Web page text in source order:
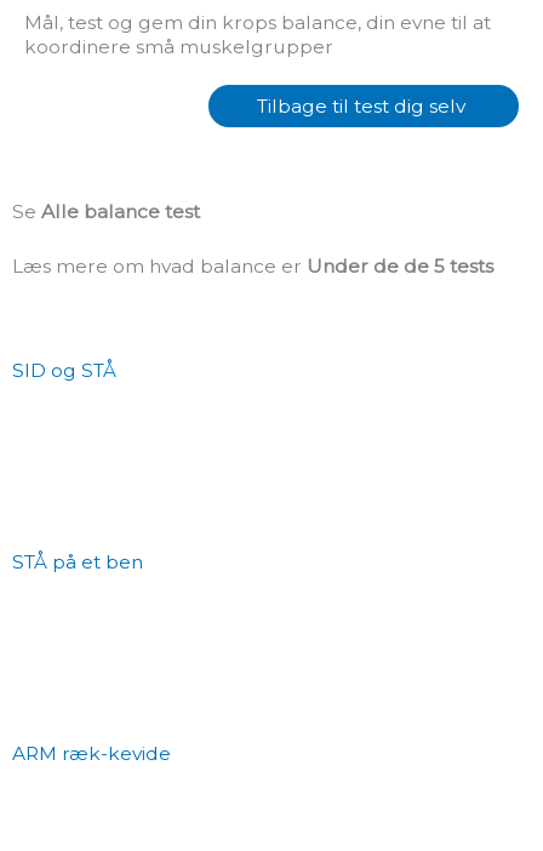
Mål, test og gem din krops balance, din evne til at
koordinere små muskelgrupper
Tilbage til test dig selv
Se Alle balance test
Læs mere om hvad balance er Under de de 5 tests
SID og STÅ
STÅ på et ben
ARM ræk-kevide